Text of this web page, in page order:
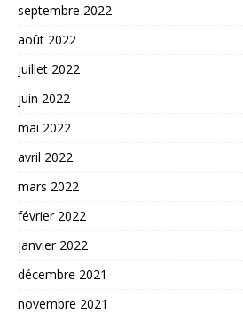
septembre 2022
août 2022
juillet 2022
juin 2022
mai 2022
avril 2022
mars 2022
février 2022
janvier 2022
décembre 2021
novembre 2021